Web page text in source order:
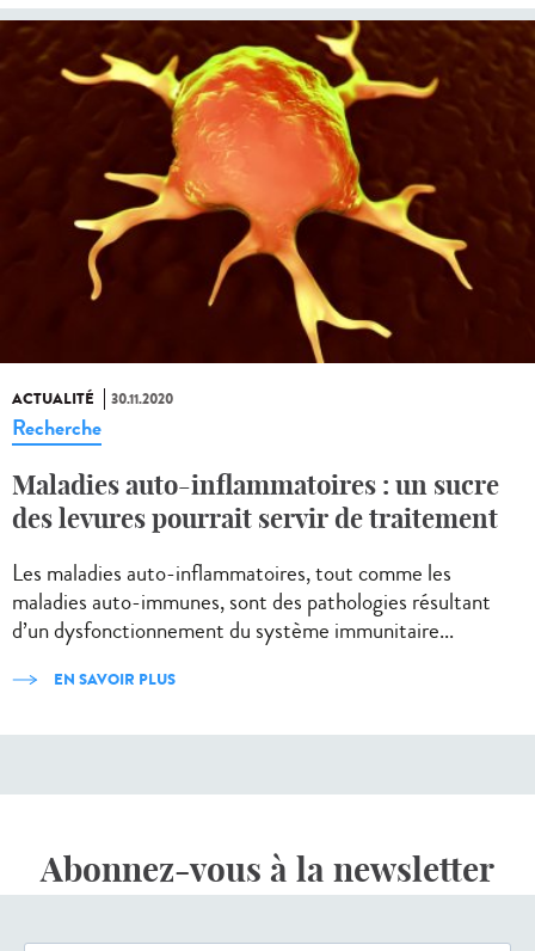
ACTUALITÉ 30.11.2020
Recherche
Maladies auto-inflammatoires : un sucre
des levures pourrait servir de traitement
Les maladies auto-inflammatoires, tout comme les
maladies auto-immunes, sont des pathologies résultant
d’un dysfonctionnement du système immunitaire...
EN SAVOIR PLUS
Abonnez-vous à la newsletter